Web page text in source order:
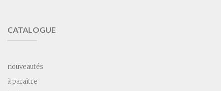
CATALOGUE
nouveautés
à paraître